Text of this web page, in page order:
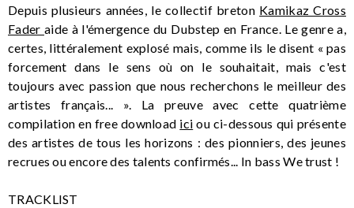
Depuis plusieurs années, le collectif breton Kamikaz Cross
Fader aide à l'émergence du Dubstep en France. Le genre a,
certes, littéralement explosé mais, comme ils le disent « pas
forcement dans le sens où on le souhaitait, mais c'est
toujours avec passion que nous recherchons le meilleur des
artistes français... ». La preuve avec cette quatrième
compilation en free download ici ou ci-dessous qui présente
des artistes de tous les horizons : des pionniers, des jeunes
recrues ou encore des talents confirmés... In bass We trust !
TRACKLIST